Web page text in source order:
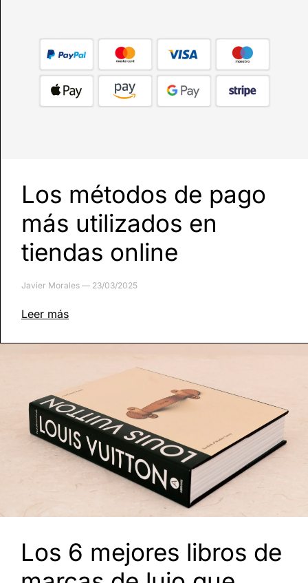
Los métodos de pago
más utilizados en
tiendas online
Javier Morales 23/03/2025
Leer más
Los 6 mejores libros de